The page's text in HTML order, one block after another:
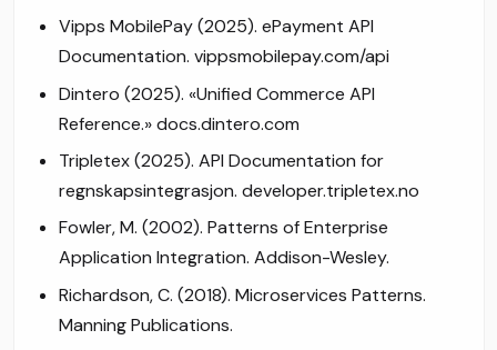
Vipps MobilePay (2025). ePayment API
Documentation. vippsmobilepay.com/api
Dintero (2025). «Unified Commerce API
Reference.» docs.dintero.com
Tripletex (2025). API Documentation for
regnskapsintegrasjon. developer.tripletex.no
Fowler, M. (2002). Patterns of Enterprise
Application Integration. Addison-Wesley.
Richardson, C. (2018). Microservices Patterns.
Manning Publications.